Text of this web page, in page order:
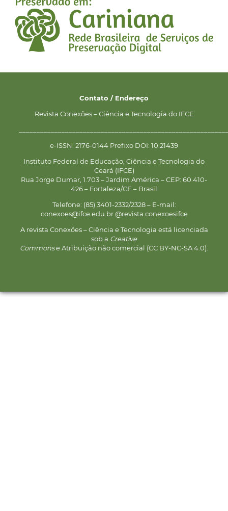
Contato / Endereço
Revista Conexões – Ciência e Tecnologia do IFCE
e-ISSN: 2176-0144 Prefixo DOI: 10.21439
Instituto Federal de Educação, Ciência e Tecnologia do
Ceará (IFCE)
Rua Jorge Dumar, 1.703 – Jardim América – CEP: 60.410-
426 – Fortaleza/CE – Brasil
Telefone: (85) 3401-2332/2328 – E-mail:
conexoes@ifce.edu.br @revista.conexoesifce
A revista Conexões – Ciência e Tecnologia está licenciada
sob a Creative
Commonse Atribuição não comercial (CC BY-NC-SA 4.0).